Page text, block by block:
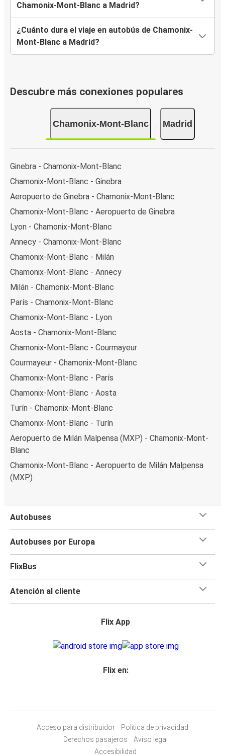
Chamonix-Mont-Blanc a Madrid?
¿Cuánto dura el viaje en autobús de Chamonix-
Mont-Blanc a Madrid?
Descubre más conexiones populares
Chamonix-Mont-Blanc Madrid
Ginebra - Chamonix-Mont-Blanc
Chamonix-Mont-Blanc - Ginebra
Aeropuerto de Ginebra - Chamonix-Mont-Blanc
Chamonix-Mont-Blanc - Aeropuerto de Ginebra
Lyon - Chamonix-Mont-Blanc
Annecy - Chamonix-Mont-Blanc
Chamonix-Mont-Blanc - Milán
Chamonix-Mont-Blanc - Annecy
Milán - Chamonix-Mont-Blanc
París - Chamonix-Mont-Blanc
Chamonix-Mont-Blanc - Lyon
Aosta - Chamonix-Mont-Blanc
Chamonix-Mont-Blanc - Courmayeur
Courmayeur - Chamonix-Mont-Blanc
Chamonix-Mont-Blanc - París
Chamonix-Mont-Blanc - Aosta
Turín - Chamonix-Mont-Blanc
Chamonix-Mont-Blanc - Turín
Aeropuerto de Milán Malpensa (MXP) - Chamonix-Mont-
Blanc
Chamonix-Mont-Blanc - Aeropuerto de Milán Malpensa
(MXP)
Autobuses
Autobuses por Europa
FlixBus
Atención al cliente
Flix App
Flix en:
Acceso para distribuidor
Política de privacidad
Derechos pasajeros
Aviso legal
Accesibilidad